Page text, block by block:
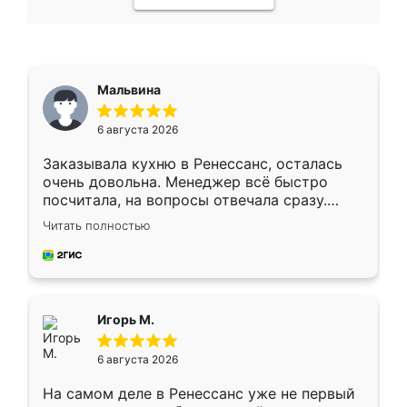
Мальвина
6 августа 2026
Заказывала кухню в Ренессанс, осталась
очень довольна. Менеджер всё быстро
посчитала, на вопросы отвечала сразу.
Замерщик приехал в субботу, подошёл к
делу со всей ответственностью. Собрали
за день, ребята работали аккуратно, даже
Читать полностью
Игорь М.
6 августа 2026
На самом деле в Ренессанс уже не первый